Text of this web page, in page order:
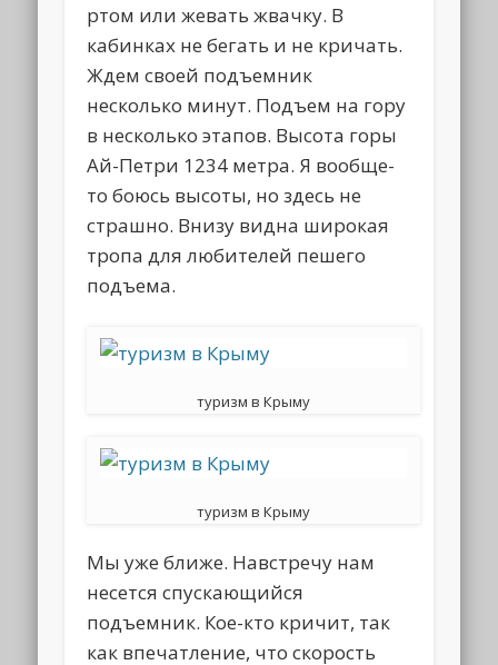
ртом или жевать жвачку. В
кабинках не бегать и не кричать.
Ждем своей подъемник
несколько минут. Подъем на гору
в несколько этапов. Высота горы
Ай-Петри 1234 метра. Я вообще-
то боюсь высоты, но здесь не
страшно. Внизу видна широкая
тропа для любителей пешего
подъема.
туризм в Крыму
туризм в Крыму
Мы уже ближе. Навстречу нам
несется спускающийся
подъемник. Кое-кто кричит, так
как впечатление, что скорость